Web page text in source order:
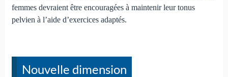
femmes devraient être encouragées à maintenir leur tonus
pelvien à l’aide d’exercices adaptés.
Nouvelle dimension